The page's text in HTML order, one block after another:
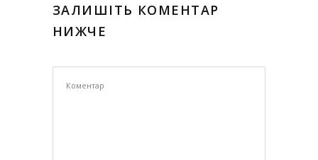
ЗАЛИШІТЬ КОМЕНТАР
НИЖЧЕ